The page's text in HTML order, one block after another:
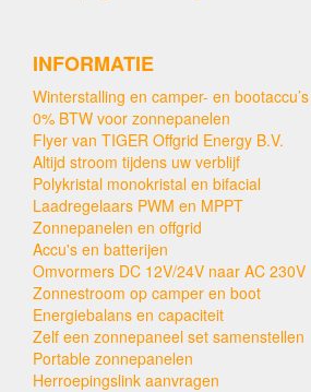
INFORMATIE
Winterstalling en camper- en bootaccu’s
0% BTW voor zonnepanelen
Flyer van TIGER Offgrid Energy B.V.
Altijd stroom tijdens uw verblijf
Polykristal monokristal en bifacial
Laadregelaars PWM en MPPT
Zonnepanelen en offgrid
Accu's en batterijen
Omvormers DC 12V/24V naar AC 230V
Zonnestroom op camper en boot
Energiebalans en capaciteit
Zelf een zonnepaneel set samenstellen
Portable zonnepanelen
Herroepingslink aanvragen